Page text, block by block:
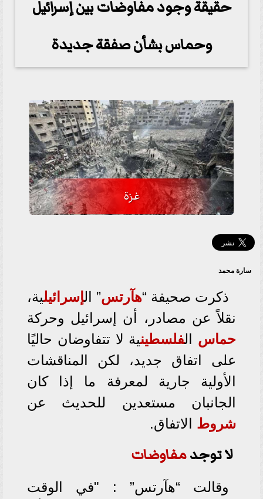
حقيقة وجود مفاوضات بين إسرائيل
وحماس بشأن صفقة جديدة
غزة
سارة محمد
ذكرت صحيفة “هآرتس” الإسرائيلية،
نقلاً عن مصادر، أن
إسرائيل وحركة
حماس الفلسطينية لا تتفاوضان حاليًا
على اتفاق جديد، لكن المناقشات
الأولية جارية لمعرفة ما إذا كان
الجانبان مستعدين للحديث عن
شروط الاتفاق.
لا توجدمفاوضات
وقالت “هآرتس” : "في الوقت